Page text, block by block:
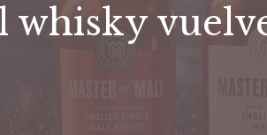
whisky